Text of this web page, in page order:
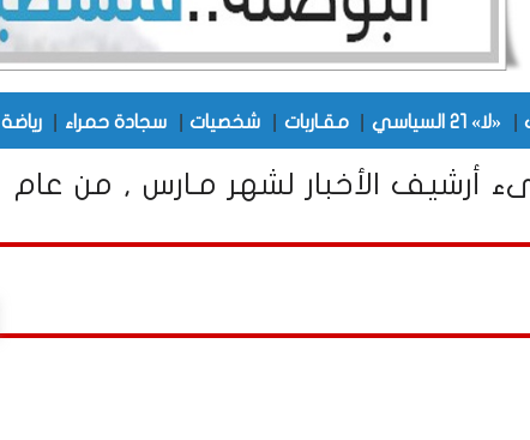
«لا» 21 السياسي مقـاربات شخصيات سجادة حمراء رياضة
أرشيف الأخبار لشهر مـارس , من عام